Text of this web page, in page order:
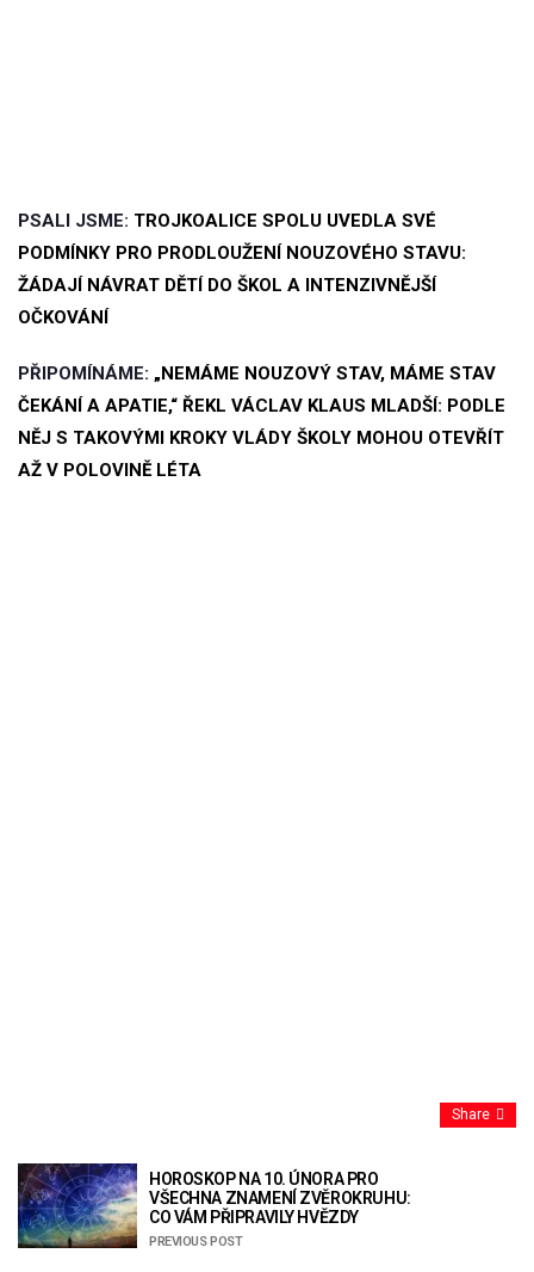
PSALI JSME: TROJKOALICE SPOLU UVEDLA SVÉ
PODMÍNKY PRO PRODLOUŽENÍ NOUZOVÉHO STAVU:
ŽÁDAJÍ NÁVRAT DĚTÍ DO ŠKOL A INTENZIVNĚJŠÍ
OČKOVÁNÍ
PŘIPOMÍNÁME: „NEMÁME NOUZOVÝ STAV, MÁME STAV
ČEKÁNÍ A APATIE,“ ŘEKL VÁCLAV KLAUS MLADŠÍ: PODLE
NĚJ S TAKOVÝMI KROKY VLÁDY ŠKOLY MOHOU OTEVŘÍT
AŽ V POLOVINĚ LÉTA
Share
HOROSKOP NA 10. ÚNORA PRO
VŠECHNA ZNAMENÍ ZVĚROKRUHU:
CO VÁM PŘIPRAVILY HVĚZDY
PREVIOUS POST